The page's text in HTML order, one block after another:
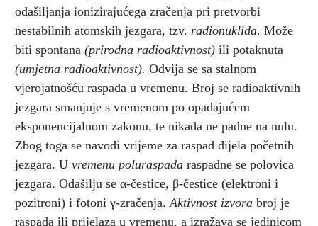
odašiljanja ionizirajućega zračenja pri pretvorbi
nestabilnih atomskih jezgara, tzv. radionuklida. Može
biti spontana (prirodna radioaktivnost) ili potaknuta
(umjetna radioaktivnost). Odvija se sa stalnom
vjerojatnošću raspada u vremenu. Broj se radioaktivnih
jezgara smanjuje s vremenom po opadajućem
eksponencijalnom zakonu, te nikada ne padne na nulu.
Zbog toga se navodi vrijeme za raspad dijela početnih
jezgara. U vremenu poluraspada raspadne se polovica
jezgara. Odašilju se α-čestice, β-čestice (elektroni i
pozitroni) i fotoni γ-zračenja.Aktivnost izvora broj je
raspada ili prijelaza u vremenu, a izražava se jedinicom